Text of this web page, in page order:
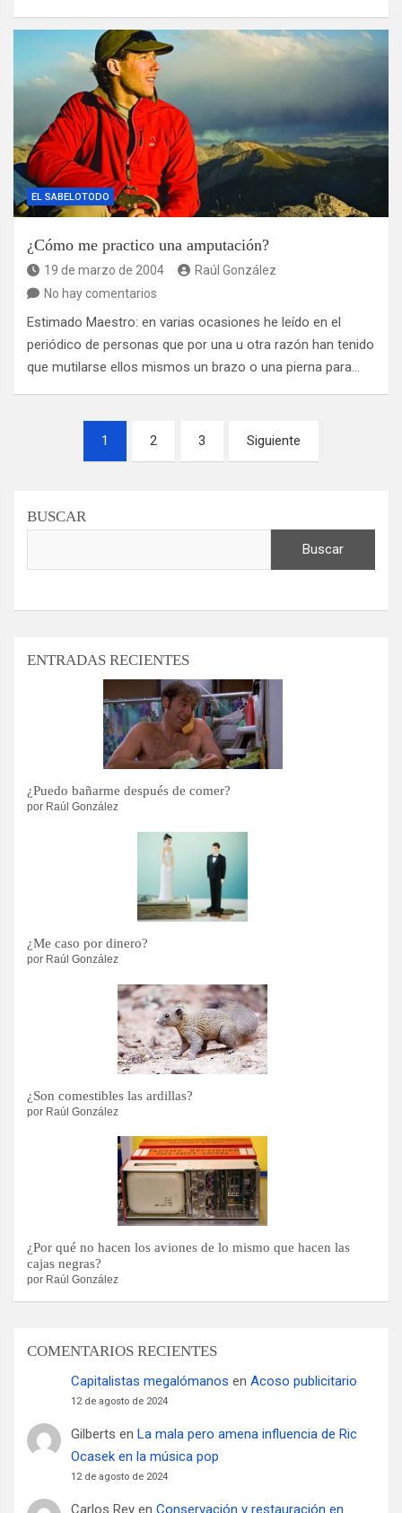
EL SABELOTODO
¿Cómo me practico una amputación?
19 de marzo de 2004
Raúl González
No hay comentarios
Estimado Maestro: en varias ocasiones he leído en el
periódico de personas que por una u otra razón han tenido
que mutilarse ellos mismos un brazo o una pierna para…
Paginación1 2 3 Siguiente
BUSCAR
Buscar
ENTRADAS RECIENTES
¿Puedo bañarme después de comer?
por Raúl González
¿Me caso por dinero?
por Raúl González
¿Son comestibles las ardillas?
por Raúl González
¿Por qué no hacen los aviones de lo mismo que hacen las
cajas negras?
por Raúl González
COMENTARIOS RECIENTES
Capitalistas megalómanos en Acoso publicitario
12 de agosto de 2024
Gilberts en La mala pero amena influencia de Ric
Ocasek en la música pop
12 de agosto de 2024